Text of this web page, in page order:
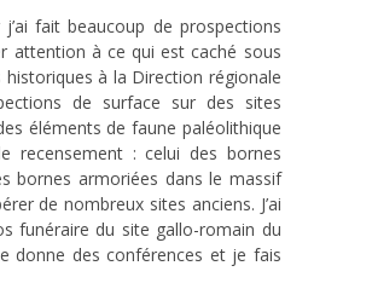
fait beaucoup de prospections
attention à ce qui est caché sous
historiques à la Direction régionale
de surface sur des sites
éléments de faune paléolithique
recensement : celui des bornes
bornes armoriées dans le massif
de nombreux sites anciens. J’ai
funéraire du site gallo-romain du
donne des conférences et je fais